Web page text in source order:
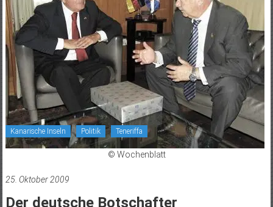
Kanarische Inseln Politik Teneriffa
© Wochenblatt
25. Oktober 2009
Der deutsche Botschafter